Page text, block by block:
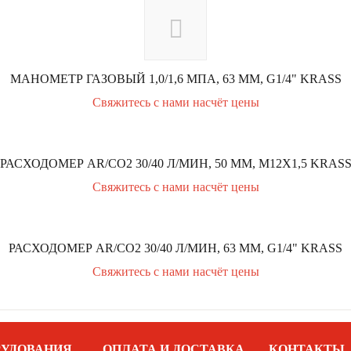
МАНОМЕТР ГАЗОВЫЙ 1,0/1,6 МПА, 63 ММ, G1/4" KRASS
Свяжитесь с нами насчёт цены
РАСХОДОМЕР AR/CO2 30/40 Л/МИН, 50 ММ, М12Х1,5 KRASS
Свяжитесь с нами насчёт цены
РАСХОДОМЕР AR/CO2 30/40 Л/МИН, 63 ММ, G1/4" KRASS
Свяжитесь с нами насчёт цены